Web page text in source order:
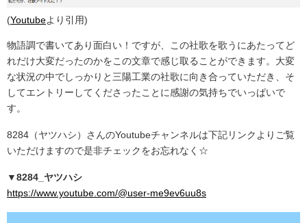
(Youtubeより引用)
物語調で書いてあり面白い！ですが、この社歌を歌うにあたってど
れだけ大変だったのかをこの文章で感じ取ることができます。大変
な状況の中でしっかりと三陽工業の社歌に向き合っていただき、そ
してエントリーしてくださったことに感謝の気持ちでいっぱいで
す。
8284（ヤツハシ）さんのYoutubeチャンネルは下記リンクよりご覧
いただけますので是非チェックをお忘れなく☆
▼8284_ヤツハシ
https://www.youtube.com/@user-me9ev6uu8s